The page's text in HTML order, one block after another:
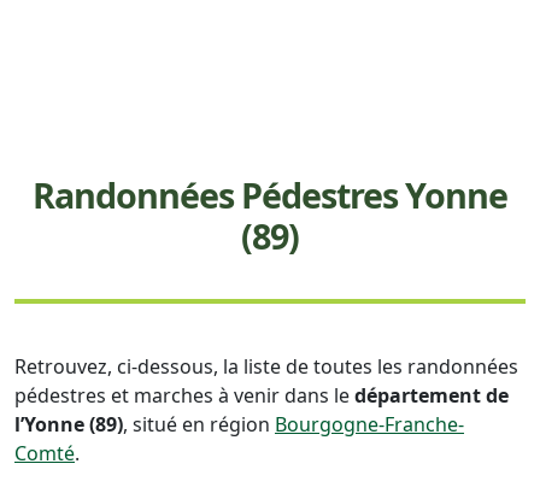
Randonnées Pédestres Yonne
(89)
Retrouvez, ci-dessous, la liste de toutes les randonnées
pédestres et marches à venir dans ledépartement de
l’Yonne (89), situé en région Bourgogne-Franche-
Comté.